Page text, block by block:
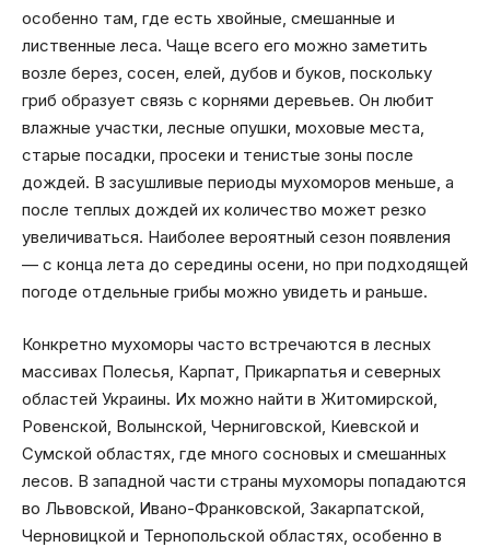
особенно там, где есть хвойные, смешанные и
лиственные леса. Чаще всего его можно заметить
возле берез, сосен, елей, дубов и буков, поскольку
гриб образует связь с корнями деревьев. Он любит
влажные участки, лесные опушки, моховые места,
старые посадки, просеки и тенистые зоны после
дождей. В засушливые периоды мухоморов меньше, а
после теплых дождей их количество может резко
увеличиваться. Наиболее вероятный сезон появления
— с конца лета до середины осени, но при подходящей
погоде отдельные грибы можно увидеть и раньше.
Конкретно мухоморы часто встречаются в лесных
массивах Полесья, Карпат, Прикарпатья и северных
областей Украины. Их можно найти в Житомирской,
Ровенской, Волынской, Черниговской, Киевской и
Сумской областях, где много сосновых и смешанных
лесов. В западной части страны мухоморы попадаются
во Львовской, Ивано-Франковской, Закарпатской,
Черновицкой и Тернопольской областях, особенно в